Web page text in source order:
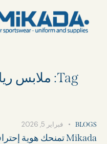
Tag: ملابس رياضية نسائية للجيم​
BLOGS فبراير 5, 2026
Mikada تمنحك هوية إحترافية تُجسّد رؤيتك بدقة